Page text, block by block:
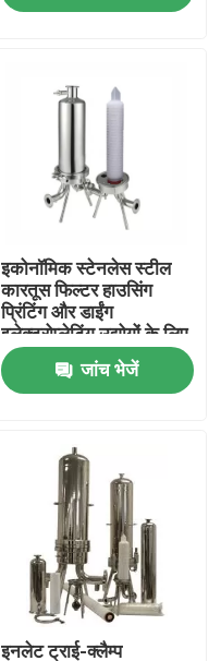
इकोनॉमिक स्टेनलेस स्टील
कारतूस फिल्टर हाउसिंग
प्रिंटिंग और डाईंग
इलेक्ट्रोप्लेटिंग उद्योगों के लिए
जांच भेजें
इनलेट ट्राई-क्लैम्प